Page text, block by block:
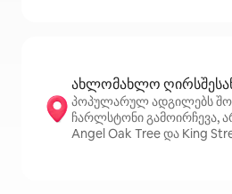
ახლომახლო
პოპულარულ ადგილებს
ჩარლსტონი გამოირჩევა,
Angel Oak Tree და King